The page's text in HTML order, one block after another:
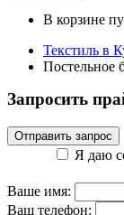
В корзине
Текстиль в
Постельное
Запросить
Отправить запрос
Я даю
Ваше имя:
Ваш телефон: